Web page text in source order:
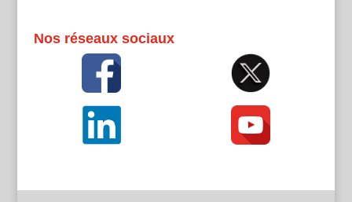
Nos réseaux sociaux